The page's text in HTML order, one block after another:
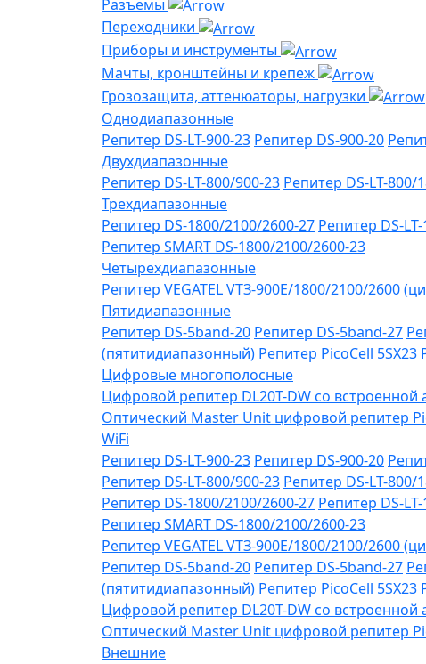
Разъемы
Переходники
Приборы и инструменты
Мачты, кронштейны и крепеж
Грозозащита, аттенюаторы, нагрузки
Однодиапазонные
Репитер DS-LT-900-23 Репитер DS-900-20
Двухдиапазонные
Репитер DS-LT-800/900-23 Репитер DS-LT-800/
Трехдиапазонные
Репитер DS-1800/2100/2600-27 Репитер DS-
Репитер SMART DS-1800/2100/2600-23
Четырехдиапазонные
Репитер VЕGATEL VТЗ-900Е/1800/2100/2600
Пятидиапазонные
Репитер DS-5band-20 Репитер DS-5band-27
(пятитидиапазонный) Репитер PicoCell
Цифровые многополосные
Цифровой репитер DL20T-DW со встроенной
Оптический Master Unit цифровой репитер
WiFi
Репитер DS-LT-900-23 Репитер DS-900-20
Репитер DS-LT-800/900-23 Репитер DS-LT-800/
Репитер DS-1800/2100/2600-27 Репитер DS-
Репитер SMART DS-1800/2100/2600-23
Репитер VЕGATEL VТЗ-900Е/1800/2100/2600
Репитер DS-5band-20 Репитер DS-5band-27
(пятитидиапазонный) Репитер PicoCell
Цифровой репитер DL20T-DW со встроенной
Оптический Master Unit цифровой репитер
Внешние